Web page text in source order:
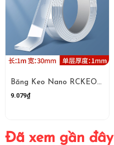
Băng Keo Nano RCKEO27
9.079₫
Đã xem gần đây